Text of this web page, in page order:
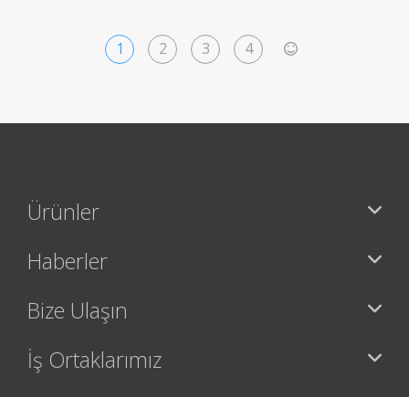
1 2 3 4
Ürünler
Haberler
Bize Ulaşın
İş Ortaklarımız